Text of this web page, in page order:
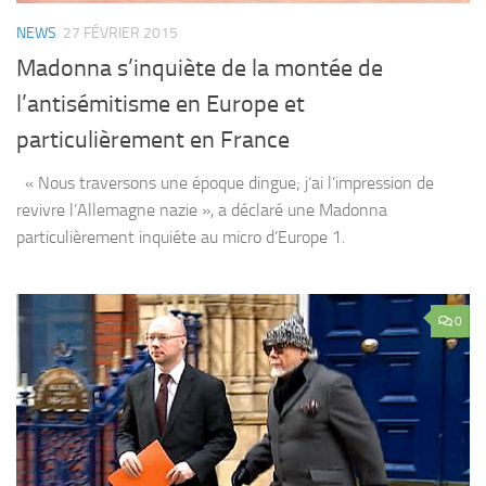
NEWS 27 FÉVRIER 2015
Madonna s’inquiète de la montée de
l’antisémitisme en Europe et
particulièrement en France
« Nous traversons une époque dingue; j‘ai l’impression de
revivre l’Allemagne nazie », a déclaré une Madonna
particulièrement inquiéte au micro d’Europe 1.
0